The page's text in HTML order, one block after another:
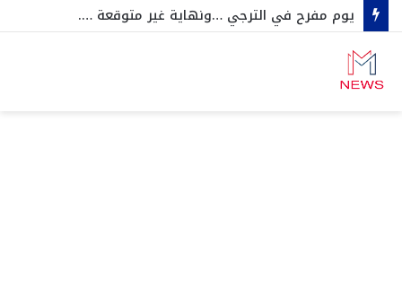
يوم مفرح في الترجي …ونهاية غير متوقعة ….